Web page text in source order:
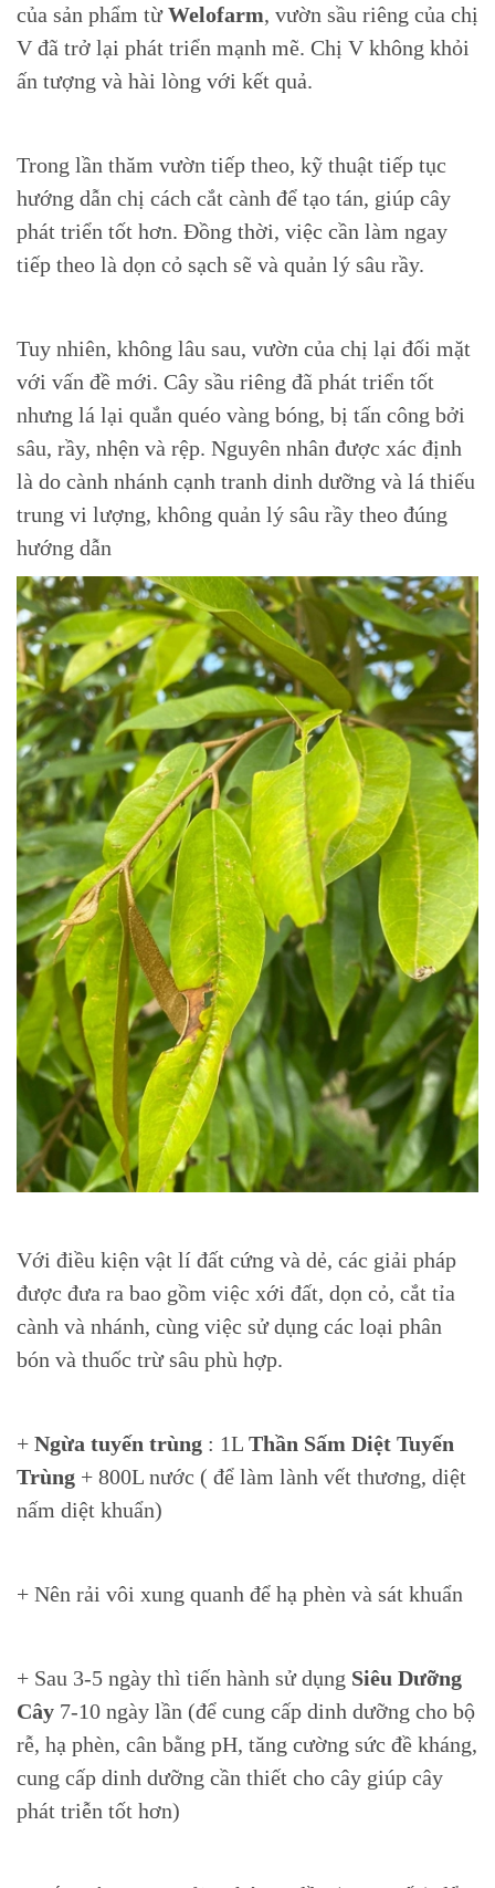
của sản phẩm từWelofarm, vườn sầu riêng của chị
V đã trở lại phát triển mạnh mẽ. Chị V không khỏi
ấn tượng và hài lòng với kết quả.
Trong lần thăm vườn tiếp theo, kỹ thuật tiếp tục
hướng dẫn chị cách cắt cành để tạo tán, giúp cây
phát triển tốt hơn. Đồng thời, việc cần làm ngay
tiếp theo là dọn cỏ sạch sẽ và quản lý sâu rầy.
Tuy nhiên, không lâu sau, vườn của chị lại đối mặt
với vấn đề mới. Cây sầu riêng đã phát triển tốt
nhưng lá lại quắn quéo vàng bóng, bị tấn công bởi
sâu, rầy, nhện và rệp. Nguyên nhân được xác định
là do cành nhánh cạnh tranh dinh dưỡng và lá thiếu
trung vi lượng, không quản lý sâu rầy theo đúng
hướng dẫn
Với điều kiện vật lí đất cứng và dẻ, các giải pháp
được đưa ra bao gồm việc xới đất, dọn cỏ, cắt tỉa
cành và nhánh, cùng việc sử dụng các loại phân
bón và thuốc trừ sâu phù hợp.
+ Ngừa tuyến trùng : 1L Thần Sấm Diệt Tuyến
Trùng + 800L nước ( để làm lành vết thương, diệt
nấm diệt khuẩn)
+ Nên rải vôi xung quanh để hạ phèn và sát khuẩn
+ Sau 3-5 ngày thì tiến hành sử dụng Siêu Dưỡng
Cây 7-10 ngày lần (để cung cấp dinh dưỡng cho bộ
rễ, hạ phèn, cân bằng pH, tăng cường sức đề kháng,
cung cấp dinh dưỡng cần thiết cho cây giúp cây
phát triễn tốt hơn)